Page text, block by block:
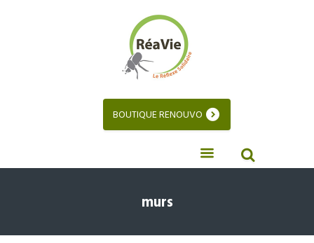
BOUTIQUE RENOUVO
murs